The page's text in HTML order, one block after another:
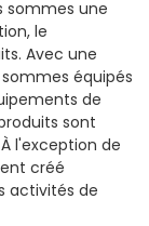
sommes une
le
Avec une
équipés
de
sont
l'exception de
créé
activités de